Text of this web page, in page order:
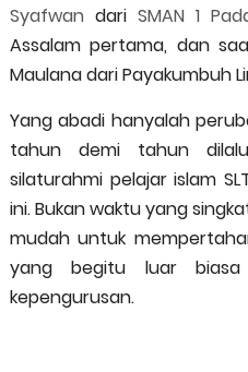
Syafwandari SMAN 1
Assalam pertama, dan
Maulana dari Payakumbuh
Yang abadi hanyalah
tahun demi tahun
silaturahmi pelajar islam
ini. Bukan waktu yang
mudah untuk
yang begitu luar
kepengurusan.